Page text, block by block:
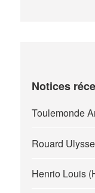
Notices
Toulemonde
Rouard
Henrio Louis